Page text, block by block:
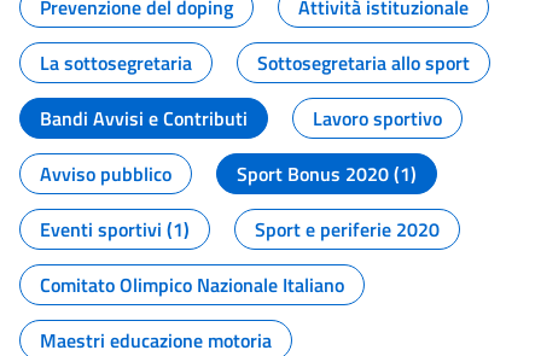
Prevenzione del doping
Attività istituzionale
La sottosegretaria
Sottosegretaria allo sport
Bandi Avvisi e Contributi
Lavoro sportivo
Avviso pubblico
Sport Bonus 2020 (1)
Eventi sportivi (1)
Sport e periferie 2020
Comitato Olimpico Nazionale Italiano
Maestri educazione motoria